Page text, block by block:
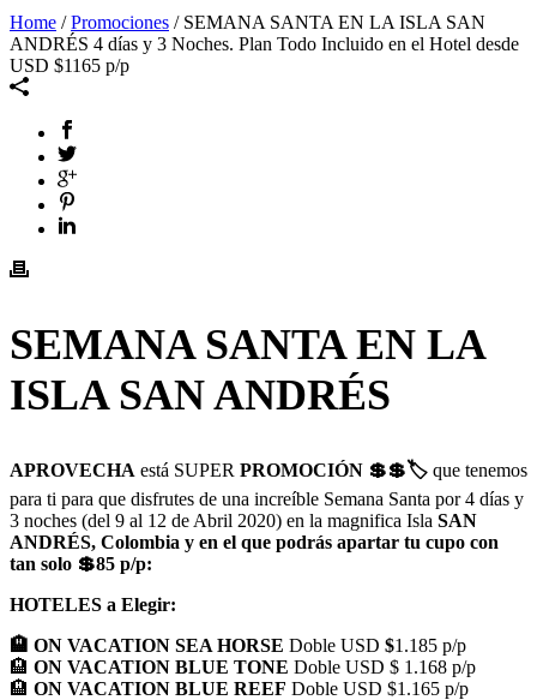
Home /Promociones / SEMANA SANTA EN LA ISLA SAN
ANDRÉS 4 días y 3 Noches. Plan Todo Incluido en el Hotel desde
USD $1165 p/p
SEMANA SANTA EN LA
ISLA SAN ANDRÉS
APROVECHA está SUPER PROMOCIÓN 💲💲🏷️ que tenemos
para ti para que disfrutes de una increíble Semana Santa por 4 días y
3 noches (del 9 al 12 de Abril 2020) en la magnifica Isla SAN
ANDRÉS, Colombia y en el que podrás apartar tu cupo con
tan solo 💲85 p/p:
HOTELES a Elegir:
🏨 ON VACATION SEA HORSE Doble USD $1.185 p/p
🏨 ON VACATION BLUE TONE Doble USD $ 1.168 p/p
🏨 ON VACATION BLUE REEF Doble USD $1.165 p/p